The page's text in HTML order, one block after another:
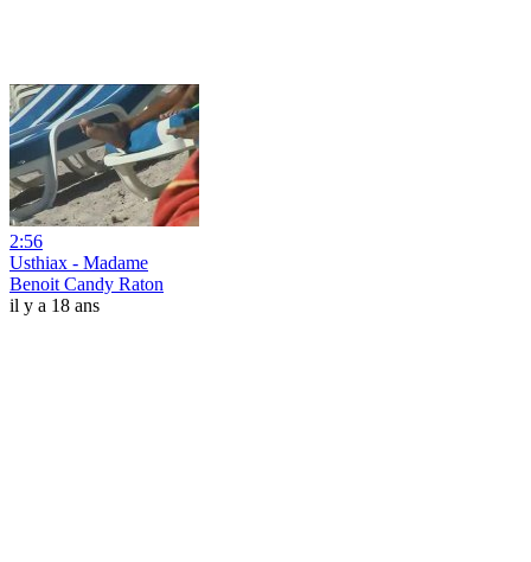
2:56
Usthiax - Madame
Benoit Candy Raton
il y a 18 ans